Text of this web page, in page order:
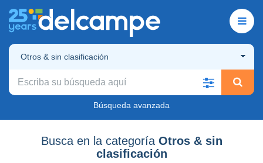
Otros & sin clasificación
Búsqueda avanzada
Busca en la categoría Otros & sin
clasificación